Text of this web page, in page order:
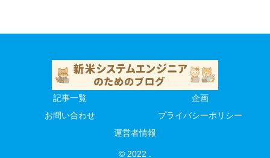
記事一覧
企画
お問い合わせ
プライバシーポリシー
運営者情報
© 2022 .